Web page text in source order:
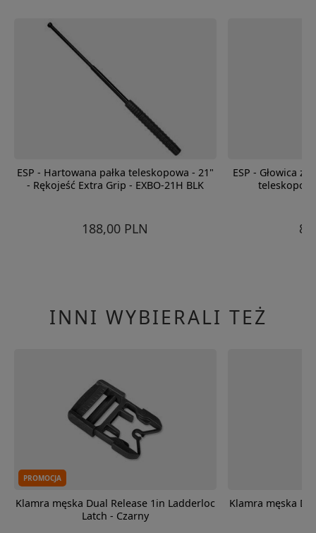
ESP - Hartowana pałka teleskopowa - 21"
- Rękojeść Extra Grip - EXBO-21H BLK
188,00 PLN
ESP - Głowica
INNI WYBIERALI TEŻ
PROMOCJA
Klamra męska Dual Release 1in Ladderloc
Latch - Czarny
Klamra męska